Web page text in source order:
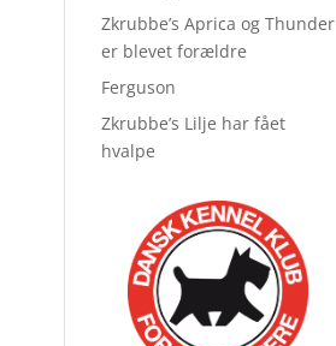
Zkrubbe’s Aprica og Thunder
er blevet forældre
Ferguson
Zkrubbe’s Lilje har fået
hvalpe